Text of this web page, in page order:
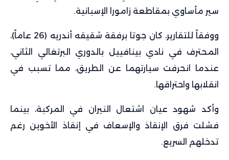
سير مأساوي بمقاطعة زامورا الإسبانية.
ووفقاً للتقارير، كان جوتا برفقة شقيقه أندريه (26 عاماً)،
المحترف في نادي بينافييل بالدوري البرتغالي الثاني،
عندما انحرفت سيارتهما عن الطريق، مما تسبب في
انقلابها واحتراقها.
وأكد شهود عيان اشتعال النيران في المركبة، بينما
فشلت فرق الإنقاذ والإسعاف في إنقاذ الأخوين رغم
تدخلهم السريع.